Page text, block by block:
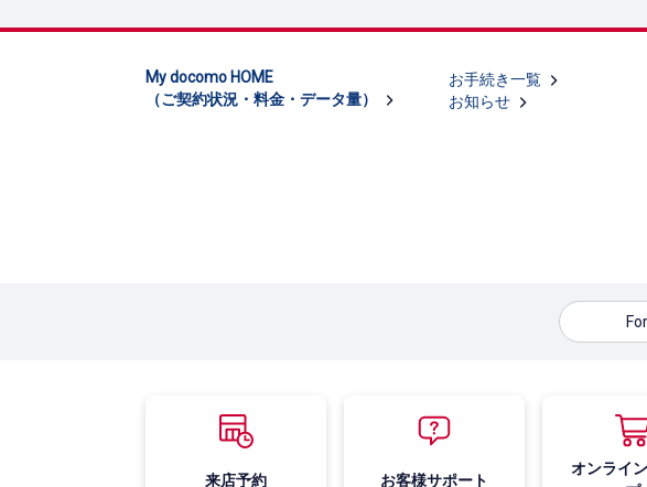
My docomo HOME
（ご契約状況・料金・データ量）
お手続き一覧
お知らせ
来店予約 お客様サポート
オンライ